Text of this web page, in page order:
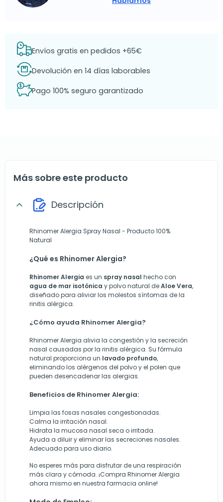
Envíos gratis en pedidos +65€
Devolución en 14 días laborables
Pago 100% seguro garantizado
Más sobre este producto
expand_more Descripción
Rhinomer Alergia Spray Nasal - Producto 100%
Natural
¿Qué es Rhinomer Alergia?
Rhinomer Alergia es un spray nasal hecho con
agua de mar isotónica y polvo natural deAloe Vera,
diseñado para aliviar los molestos síntomas de la
rinitis alérgica.
¿Cómo ayuda Rhinomer Alergia?
Rhinomer Alergia alivia la congestión y la secreción
nasal causadas por la rinitis alérgica. Su fórmula
natural proporciona un lavado profundo,
eliminando los alérgenos del polvo y el polen que
pueden desencadenar las alergias.
Beneficios de Rhinomer Alergia:
Limpia las fosas nasales congestionadas.
Calma la irritación nasal.
Hidrata la mucosa nasal seca o irritada.
Ayuda a diluir y eliminar las secreciones nasales.
Adecuado para uso diario.
No esperes más para disfrutar de una respiración
más clara y cómoda. ¡Compra Rhinomer Alergia
ahora mismo en nuestra farmacia online!